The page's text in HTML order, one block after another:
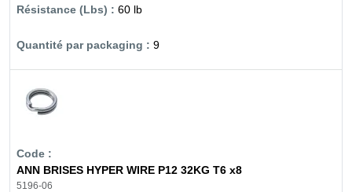
60 lb
9
ANN BRISES HYPER WIRE P12 32KG T6 x8
5196-06